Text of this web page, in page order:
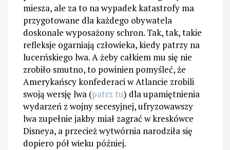
miesza, ale za to na wypadek katastrofy ma
przygotowane dla każdego obywatela
doskonale wyposażony schron. Tak, tak, takie
refleksje ogarniają człowieka, kiedy patrzy na
lucerńskiego lwa. A żeby całkiem mu się nie
zrobiło smutno, to powinien pomyśleć, że
Amerykańscy konfederaci w Atlancie zrobili
swoją wersję lwa (patrz tu) dla upamiętnienia
wydarzeń z wojny secesyjnej, ufryzowawszy
lwa zupełnie jakby miał zagrać w kreskówce
Disneya, a przecież wytwórnia narodziła się
dopiero pół wieku później.